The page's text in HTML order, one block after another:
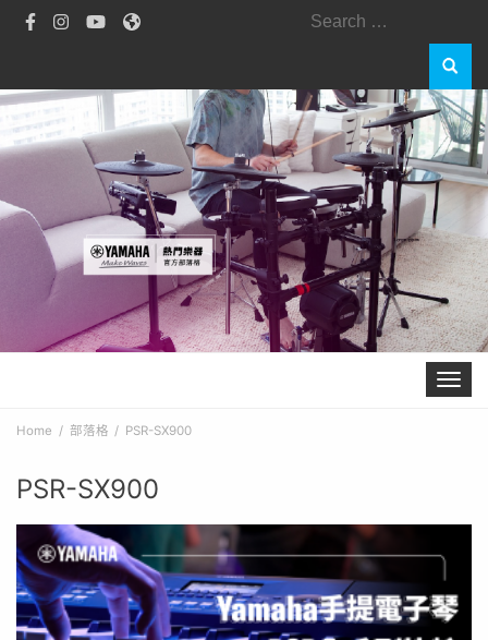
Search
Toggle
Home 部落格 PSR-SX900
PSR-SX900